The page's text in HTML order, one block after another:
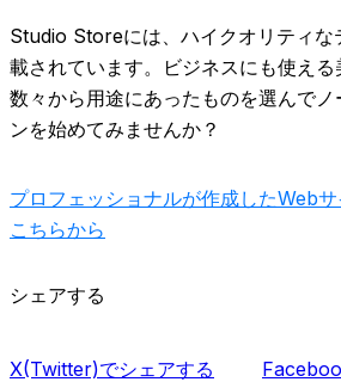
Studio Storeには、ハイクオリティな
載されています。ビジネスにも使え
数々から用途にあったものを選んで
ンを始めてみませんか？
プロフェッショナルが作成したWeb
こちらから
シェアする
X(Twitter)でシェアする